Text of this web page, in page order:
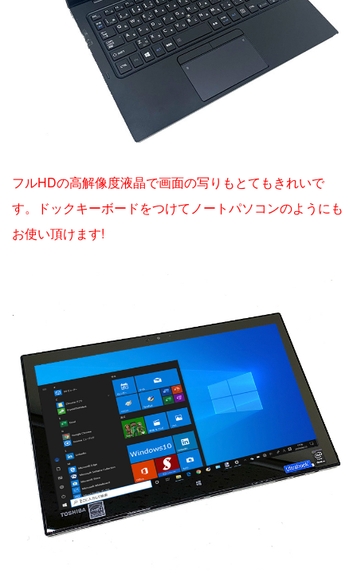
フルHDの高解像度液晶で画面の写りもとてもきれいで
す。ドックキーボードをつけてノートパソコンのようにも
お使い頂けます!